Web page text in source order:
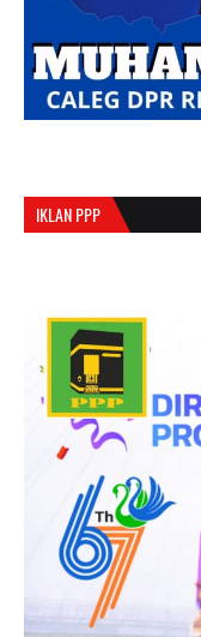
IKLAN PPP